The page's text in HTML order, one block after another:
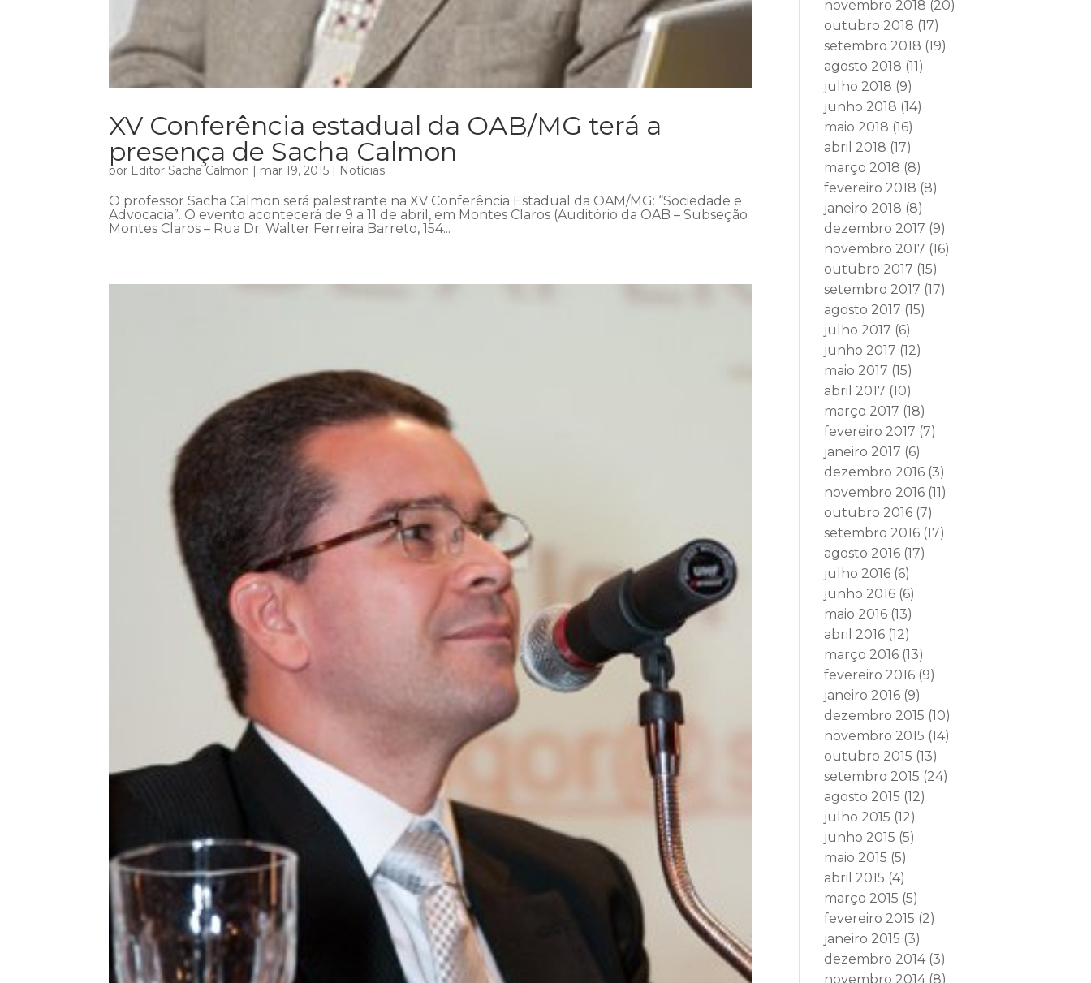
XV Conferência estadual da OAB/MG terá a
presença de Sacha Calmon
por Editor Sacha Calmon | mar 19, 2015 | Notícias
O professor Sacha Calmon será palestrante na XV Conferência Estadual da OAM/MG: “Sociedade e
Advocacia”. O evento acontecerá de 9 a 11 de abril, em Montes Claros (Auditório da OAB – Subseção
Montes Claros – Rua Dr. Walter Ferreira Barreto, 154...
novembro 2018 (20)
outubro 2018 (17)
setembro 2018 (19)
agosto 2018 (11)
julho 2018 (9)
junho 2018 (14)
maio 2018 (16)
abril 2018 (17)
março 2018 (8)
fevereiro 2018 (8)
janeiro 2018 (8)
dezembro 2017 (9)
novembro 2017 (16)
outubro 2017 (15)
setembro 2017 (17)
agosto 2017 (15)
julho 2017 (6)
junho 2017 (12)
maio 2017 (15)
abril 2017 (10)
março 2017 (18)
fevereiro 2017 (7)
janeiro 2017 (6)
dezembro 2016 (3)
novembro 2016 (11)
outubro 2016 (7)
setembro 2016 (17)
agosto 2016 (17)
julho 2016 (6)
junho 2016 (6)
maio 2016 (13)
abril 2016 (12)
março 2016 (13)
fevereiro 2016 (9)
janeiro 2016 (9)
dezembro 2015 (10)
novembro 2015 (14)
outubro 2015 (13)
setembro 2015 (24)
agosto 2015 (12)
julho 2015 (12)
junho 2015 (5)
maio 2015 (5)
abril 2015 (4)
março 2015 (5)
fevereiro 2015 (2)
janeiro 2015 (3)
dezembro 2014(3)
novembro 2014(8)